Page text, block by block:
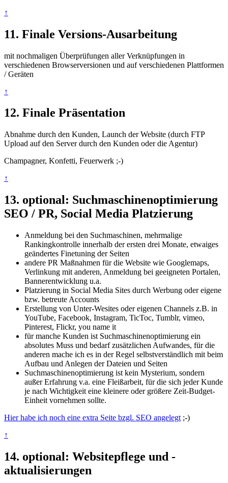
↑
11. Finale Versions-Ausarbeitung
mit nochmaligen Überprüfungen aller Verknüpfungen in
verschiedenen Browserversionen und auf verschiedenen Plattformen
/ Geräten
↑
12. Finale Präsentation
Abnahme durch den Kunden, Launch der Website (durch FTP
Upload auf den Server durch den Kunden oder die Agentur)
Champagner, Konfetti, Feuerwerk ;-)
↑
13. optional: Suchmaschinenoptimierung
SEO / PR, Social Media Platzierung
Anmeldung bei den Suchmaschinen, mehrmalige
Rankingkontrolle innerhalb der ersten drei Monate, etwaiges
geändertes Finetuning der Seiten
andere PR Maßnahmen für die Website wie Googlemaps,
Verlinkung mit anderen, Anmeldung bei geeigneten Portalen,
Bannerentwicklung u.a.
Platzierung in Social Media Sites durch Werbung oder eigene
bzw. betreute Accounts
Erstellung von Unter-Wesites oder eigenen Channels z.B. in
YouTube, Facebook, Instagram, TicToc, Tumblr, vimeo,
Pinterest, Flickr, you name it
für manche Kunden ist Suchmaschinenoptimierung ein
absolutes Muss und bedarf zusätzlichen Aufwandes, für die
anderen mache ich es in der Regel selbstverständlich mit beim
Aufbau und Anlegen der Dateien und Seiten
Suchmaschinenoptimierung ist kein Mysterium, sondern
außer Erfahrung v.a. eine Fleißarbeit, für die sich jeder Kunde
je nach Wichtigkeit eine kleinere oder größere Zeit-Budget-
Einheit vornehmen sollte.
Hier habe ich noch eine extra Seite bzgl. SEO angelegt ;-)
↑
14. optional: Websitepflege und -
aktualisierungen